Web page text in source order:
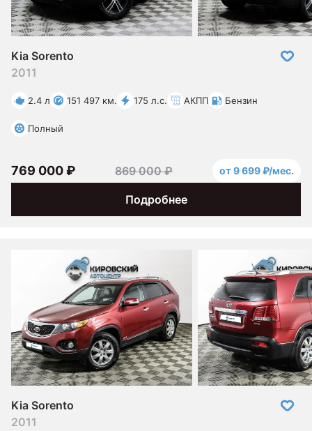
Kia Sorento
2011
2.4 л 151 497 км. 175 л.с. АКПП Бензин
Полный
Подробнее
769 000 ₽ 869 000 ₽ от 9 699 ₽/мес.
Kia Sorento
2011